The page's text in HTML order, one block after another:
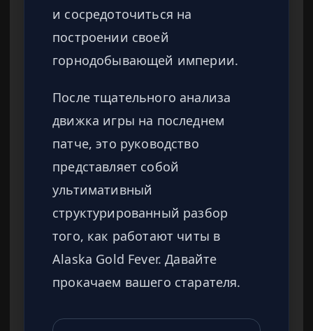
и сосредоточиться на
построении своей
горнодобывающей империи.
После тщательного анализа
движка игры на последнем
патче, это руководство
представляет собой
ультимативный
структурированный разбор
того, как работают читы в
Alaska Gold Fever. Давайте
прокачаем вашего старателя.